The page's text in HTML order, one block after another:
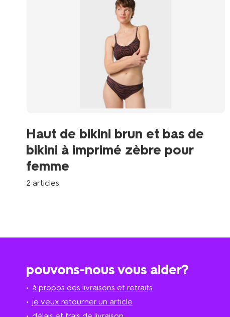
Haut de bikini brun et bas de
bikini à imprimé zèbre pour
femme
2 articles
pouvons-nous vous aider?
à propos des livraisons et retraits
je veux retourner un article